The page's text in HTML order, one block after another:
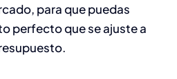
para que puedas
perfecto que se ajuste a